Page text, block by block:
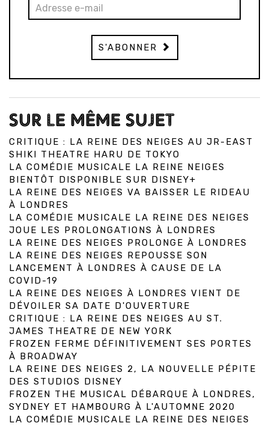
S'ABONNER
SUR LE MÊME SUJET
CRITIQUE : LA REINE DES NEIGES AU JR-EAST
SHIKI THEATRE HARU DE TOKYO
LA COMÉDIE MUSICALE LA REINE NEIGES
BIENTÔT DISPONIBLE SUR DISNEY+
LA REINE DES NEIGES VA BAISSER LE RIDEAU
À LONDRES
LA COMÉDIE MUSICALE LA REINE DES NEIGES
JOUE LES PROLONGATIONS À LONDRES
LA REINE DES NEIGES PROLONGE À LONDRES
LA REINE DES NEIGES REPOUSSE SON
LANCEMENT À LONDRES À CAUSE DE LA
COVID-19
LA REINE DES NEIGES À LONDRES VIENT DE
DÉVOILER SA DATE D'OUVERTURE
CRITIQUE : LA REINE DES NEIGES AU ST.
JAMES THEATRE DE NEW YORK
FROZEN FERME DÉFINITIVEMENT SES PORTES
À BROADWAY
LA REINE DES NEIGES 2, LA NOUVELLE PÉPITE
DES STUDIOS DISNEY
FROZEN THE MUSICAL DÉBARQUE À LONDRES,
SYDNEY ET HAMBOURG À L'AUTOMNE 2020
LA COMÉDIE MUSICALE LA REINE DES NEIGES